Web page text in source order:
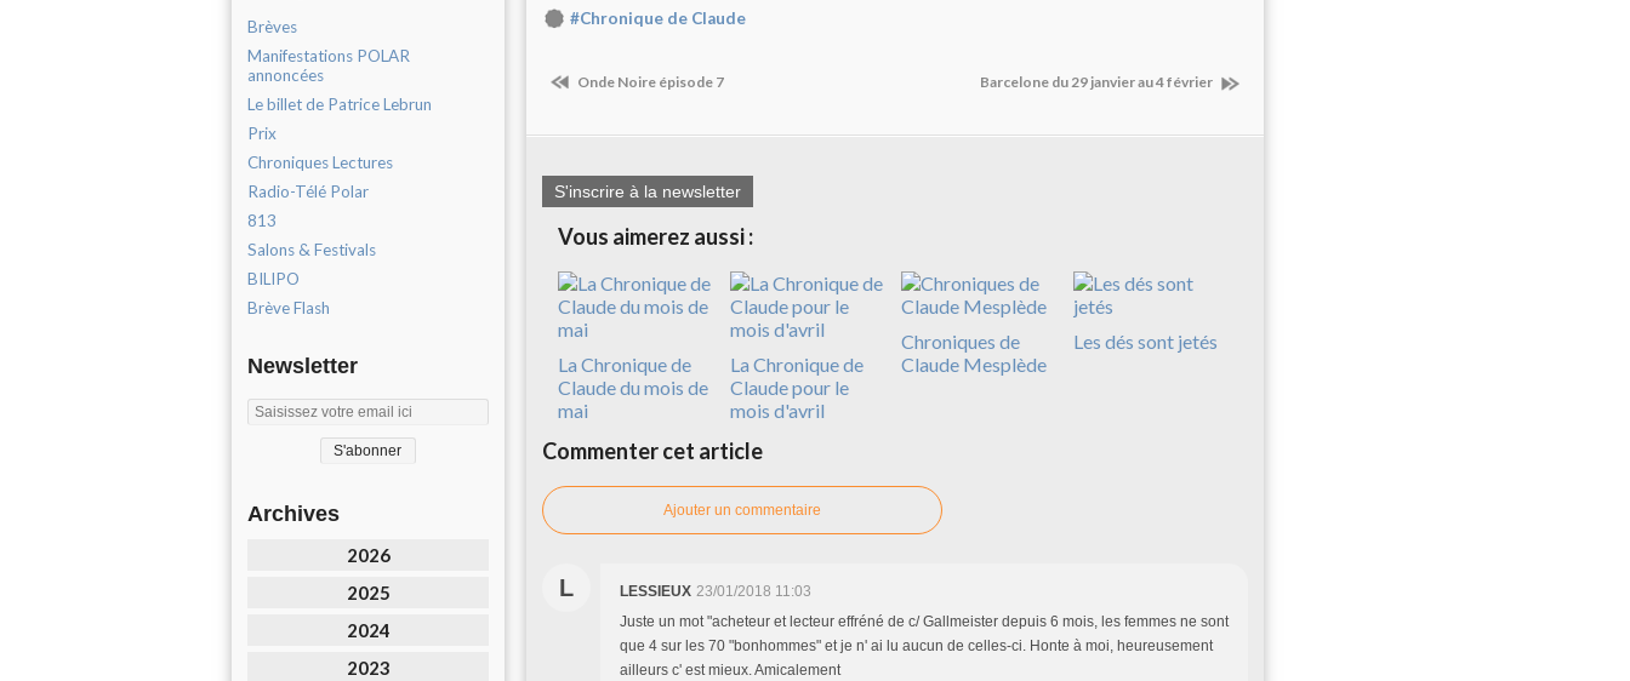
Brèves
Manifestations POLAR
annoncées
Le billet de Patrice Lebrun
Prix
Chroniques Lectures
Radio-Télé Polar
813
Salons & Festivals
BILIPO
Brève Flash
Newsletter
Archives
2026
2025
2024
2023
#Chronique de Claude
Onde Noire épisode 7 Barcelone du 29 janvier au 4 février
S'inscrire à la newsletter
Vous aimerez aussi :
La Chronique de
Claude du mois de
mai
La Chronique de
Claude pour le
mois d'avril
Chroniques de
Claude Mesplède
Les dés sont jetés
Commenter cet article
Ajouter un commentaire
L LESSIEUX 23/01/2018 11:03
Juste un mot "acheteur et lecteur effréné de c/ Gallmeister depuis 6 mois, les femmes ne sont
que 4 sur les 70 "bonhommes" et je n' ai lu aucun de celles-ci. Honte à moi, heureusement
ailleurs c' est mieux. Amicalement